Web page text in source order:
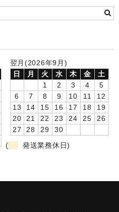
翌月(2026年9月)
日
月 火 水 木 金
土
1
2 3 4
5
6
7 8 9 10 11
12
13
14 15 16 17 18
19
20
21 22 23 24 25
26
27
28 29
30
(
発送業務休日)